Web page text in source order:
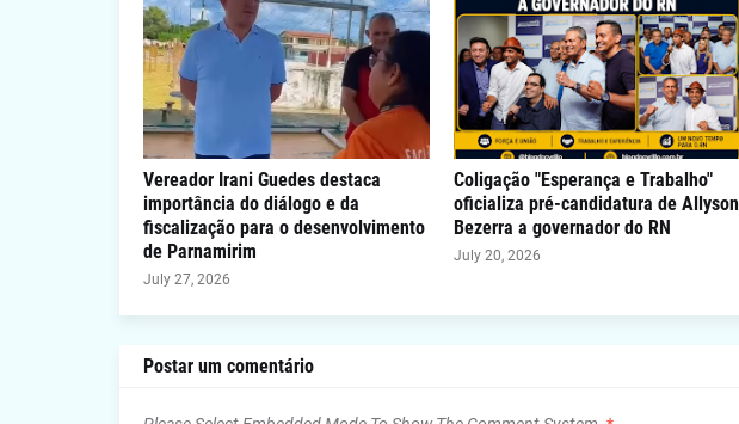
Vereador Irani Guedes destaca
importância do diálogo e da
fiscalização para o desenvolvimento
de Parnamirim
July 27, 2026
Coligação "Esperança e Trabalho"
oficializa pré-candidatura de Allyson
Bezerra a governador do RN
July 20, 2026
Postar um comentário